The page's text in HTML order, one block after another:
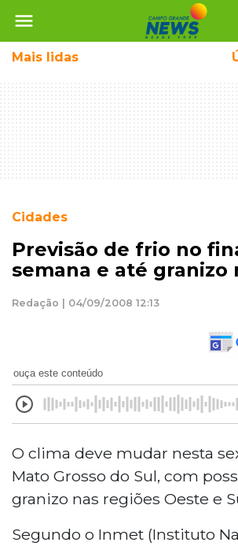
menu
Mais lidas
Cidades
Previsão de frio no
semana e até granizo
Redação | 04/09/2008 12:13
ouça este conteúdo
O clima deve mudar nesta
Mato Grosso do Sul, com
granizo nas regiões Oeste e
Segundo o Inmet (Instituto